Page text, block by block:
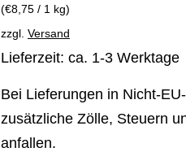
(€8,75/ 1 kg)
zzgl. Versand
Lieferzeit: ca. 1-3 Werktage
Bei Lieferungen in Nicht-
zusätzliche Zölle, Steuern
anfallen.